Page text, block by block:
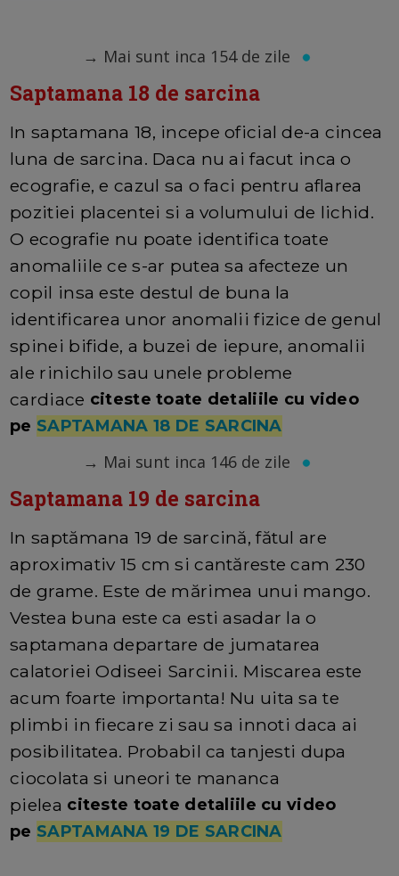
→ Mai sunt inca 154 de zile
Saptamana 18 de sarcina
In saptamana 18, incepe oficial de-a cincea
luna de sarcina. Daca nu ai facut inca o
ecografie, e cazul sa o faci pentru aflarea
pozitiei placentei si a volumului de lichid.
O ecografie nu poate identifica toate
anomaliile ce s-ar putea sa afecteze un
copil insa este destul de buna la
identificarea unor anomalii fizice de genul
spinei bifide, a buzei de iepure, anomalii
ale rinichilo sau unele probleme
cardiace citeste toate detaliile cu video
pe SAPTAMANA 18 DE SARCINA
→ Mai sunt inca 146 de zile
Saptamana 19 de sarcina
In saptămana 19 de sarcină, fătul are
aproximativ 15 cm si cantăreste cam 230
de grame. Este de mărimea unui mango.
Vestea buna este ca esti asadar la o
saptamana departare de jumatarea
calatoriei Odiseei Sarcinii. Miscarea este
acum foarte importanta! Nu uita sa te
plimbi in fiecare zi sau sa innoti daca ai
posibilitatea. Probabil ca tanjesti dupa
ciocolata si uneori te mananca
pielea citeste toate detaliile cu video
pe SAPTAMANA 19 DE SARCINA